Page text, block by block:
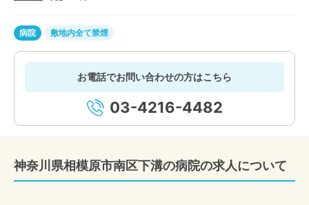
病院 敷地内全て禁煙
お電話でお問い合わせの方はこちら
03-4216-4482
神奈川県相模原市南区下溝の病院の求人について